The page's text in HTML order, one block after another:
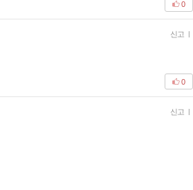
0
신고
0
신고